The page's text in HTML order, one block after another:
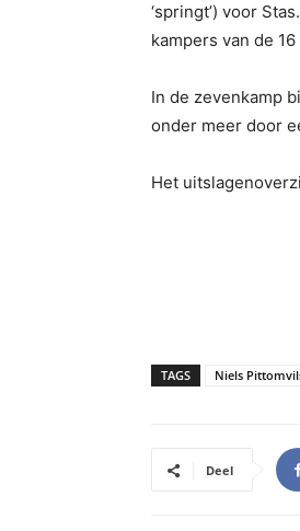
‘springt’) voor
kampers van de
In de zevenkamp
onder meer door
Het
TAGS Niels
Deel